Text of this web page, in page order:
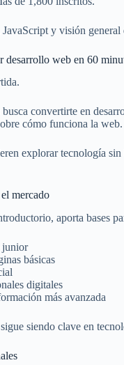
y visión general
desarrollo web en 60
convertirte en
cómo funciona la web.
explorar tecnología
mercado
aporta bases
junior
básicas
digitales
más avanzada
siendo clave en